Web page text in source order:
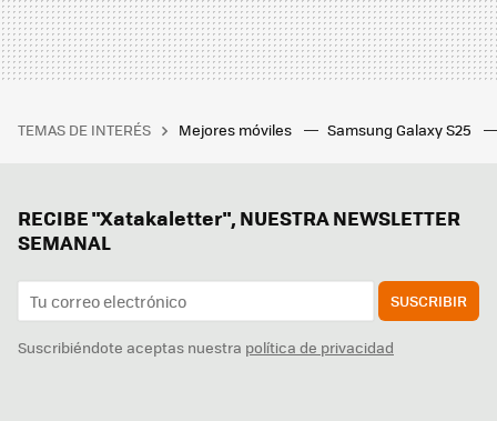
TEMAS DE INTERÉS Mejores móviles Samsung Galaxy S25
RECIBE "Xatakaletter", NUESTRA NEWSLETTER
SEMANAL
SUSCRIBIR
Suscribiéndote aceptas nuestra política de privacidad